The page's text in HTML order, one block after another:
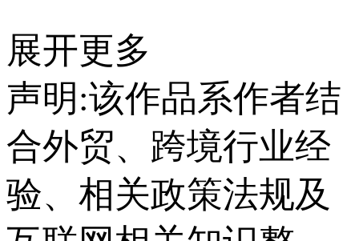
展开更多
声明:该作品系作者结
合外贸、跨境行业经
验、相关政策法规及